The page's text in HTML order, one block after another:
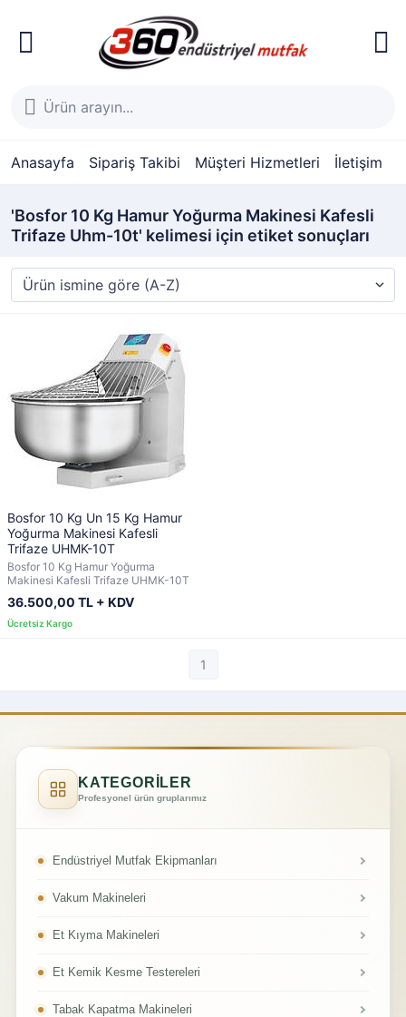
Anasayfa Sipariş Takibi Müşteri Hizmetleri İletişim
'Bosfor 10 Kg Hamur Yoğurma Makinesi Kafesli
Trifaze Uhm-10t' kelimesi için etiket sonuçları
Bosfor 10 Kg Un 15 Kg Hamur
Yoğurma Makinesi Kafesli
Trifaze UHMK-10T
Bosfor 10 Kg Hamur Yoğurma
Makinesi Kafesli Trifaze UHMK-10T
36.500,00 TL + KDV
1
KATEGORİLER
Profesyonel ürün gruplarımız
Endüstriyel Mutfak Ekipmanları
Vakum Makineleri
Et Kıyma Makineleri
Et Kemik Kesme Testereleri
Tabak Kapatma Makineleri